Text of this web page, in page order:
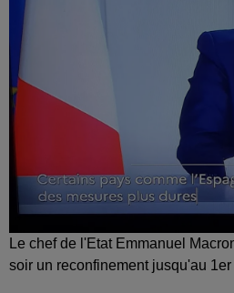
Le chef de l'Etat Emmanuel
soir un reconfinement jusqu'au